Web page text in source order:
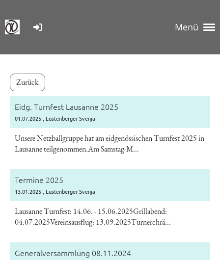
Menü
Zurück
Eidg. Turnfest Lausanne 2025
01.07.2025 , Lustenberger Svenja
Unsere Netzballgruppe hat am eidgenössischen Turnfest 2025 in
Lausanne teilgenommen.Am Samstag-M...
Termine 2025
13.01.2025 , Lustenberger Svenja
Lausanne Turnfest: 14.06. - 15.06.2025Grillabend:
04.07.2025Vereinsausflug: 13.09.2025Turnerchrä...
Generalversammlung 08.11.2024